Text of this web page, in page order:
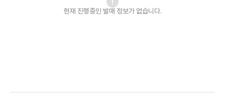
현재 진행중인 발매 정보가 없습니다.